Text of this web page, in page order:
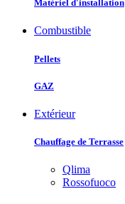
Matériel d'installation
Combustible
Pellets
GAZ
Extérieur
Chauffage de Terrasse
Qlima
Rossofuoco